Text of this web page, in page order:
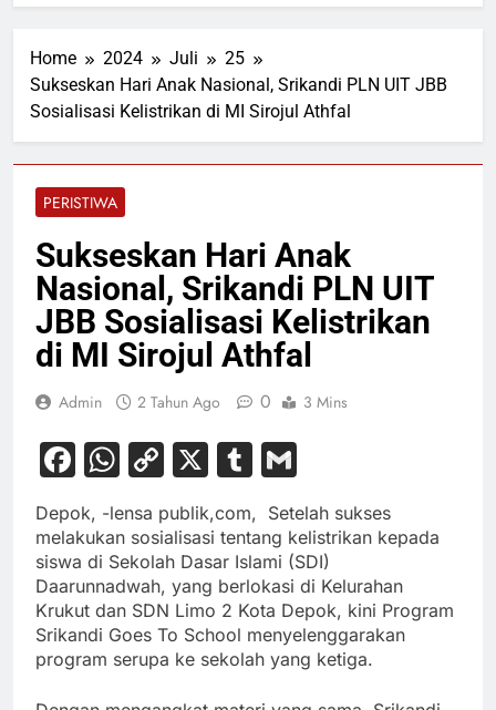
Home 2024 Juli
25
Sukseskan Hari Anak Nasional, Srikandi PLN UIT JBB
Sosialisasi Kelistrikan di MI Sirojul Athfal
PERISTIWA
Sukseskan Hari Anak
Nasional, Srikandi PLN UIT
JBB Sosialisasi Kelistrikan
di MI Sirojul Athfal
Admin 2 Tahun Ago 0 3 Mins
Facebook
WhatsApp
Copy
Link
X Tumblr
Depok, -lensa publik,com, Setelah sukses
melakukan sosialisasi tentang kelistrikan kepada
siswa di Sekolah Dasar Islami (SDI)
Daarunnadwah, yang berlokasi di Kelurahan
Krukut dan SDN Limo 2 Kota Depok, kini Program
Srikandi Goes To School menyelenggarakan
program serupa ke sekolah yang ketiga.